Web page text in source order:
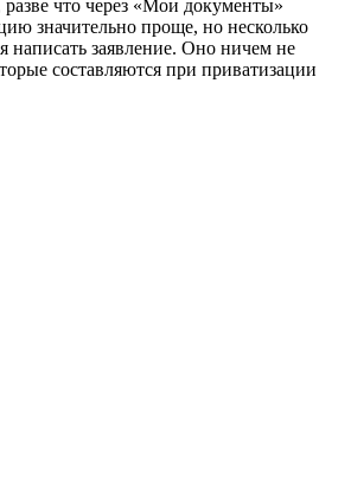
что через «Мои документы»
значительно проще, но несколько
написать заявление. Оно ничем не
составляются при приватизации